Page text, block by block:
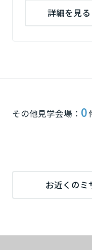
詳細を見る
その他見学会場： 0
お近くのミ
高知県
九州エリア
佐賀県
熊本県